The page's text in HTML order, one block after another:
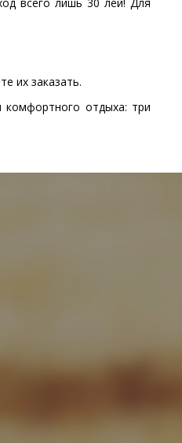
их заказать.
комфортного отдыха: три